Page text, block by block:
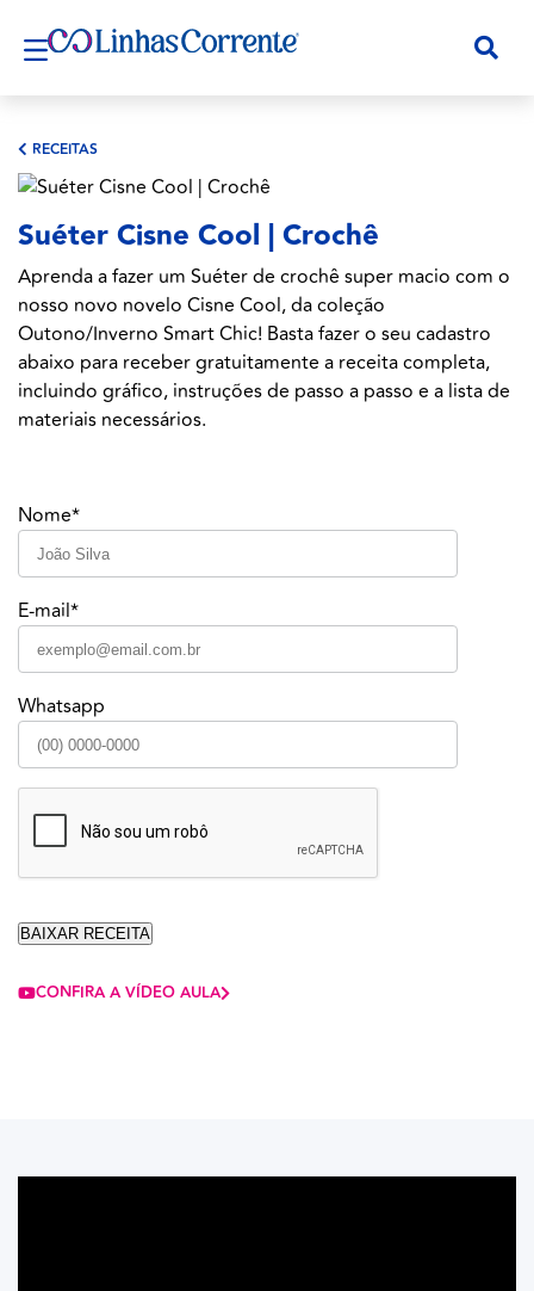
RECEITAS
Suéter Cisne Cool | Crochê
Aprenda a fazer um Suéter de crochê super macio com o
nosso novo novelo Cisne Cool, da coleção
Outono/Inverno Smart Chic! Basta fazer o seu cadastro
abaixo para receber gratuitamente a receita completa,
incluindo gráfico, instruções de passo a passo e a lista de
materiais necessários.
Nome*
E-mail*
Whatsapp
CONFIRA A VÍDEO AULA